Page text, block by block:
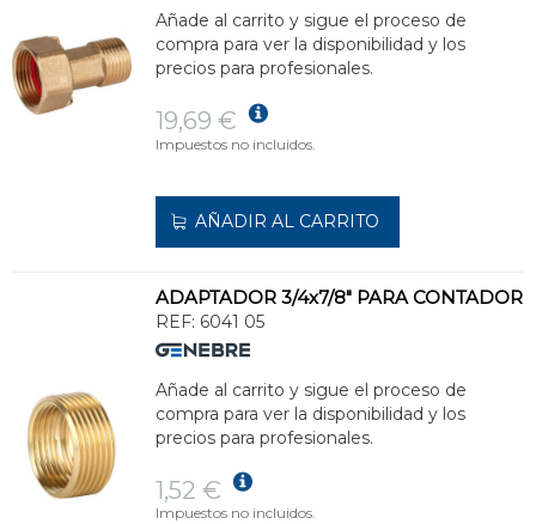
Añade al carrito y sigue el proceso de
compra para ver la disponibilidad y los
precios para profesionales.
19,69 €
Impuestos no incluidos.
AÑADIR AL CARRITO
ADAPTADOR 3/4x7/8" PARA CONTADOR
REF: 6041 05
Añade al carrito y sigue el proceso de
compra para ver la disponibilidad y los
precios para profesionales.
1,52 €
Impuestos no incluidos.